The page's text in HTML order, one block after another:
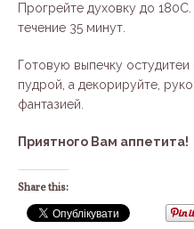
Прогрейте духовку до
течение 35 минут.
Готовую выпечку
пудрой, а декорируйте,
фантазией.
Приятного Вам аппетита!
Share this: